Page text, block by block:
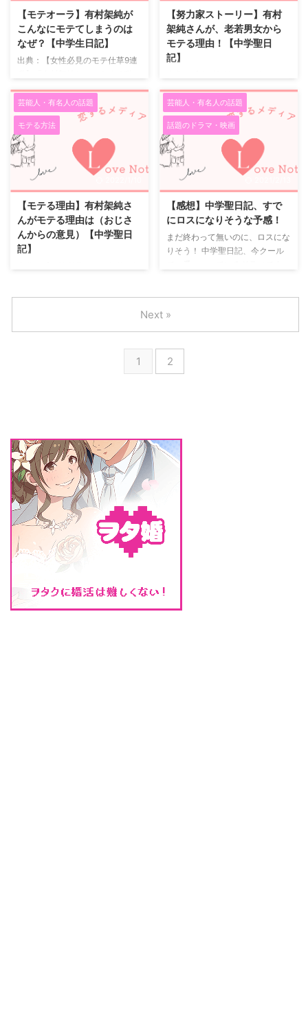
人気連載中の漫画家・かわかみじ
ゅんこによる同名漫画が原作。
片田舎の中学校を舞台に、 自分
を大切に想ってくれる年上の婚約
者がいながらも、 勤務先の学校
で出会った不思議な魅力を持つ１
０歳年下の中学生・黒岩晶（岡田
健史）に心惹かれていく教師・末
永聖（有村架 ...
う言葉が似合う女優さんです。
ただ、有村架純さんの「可愛い」
って、他の女優さんとは違うもの
なんです。 まず、モテる可愛い
女優といえば思いつくのは、今期
田恵梨香さん、また若い新人女優
さんだと浜辺美波さん、今田美桜
さ ...
【モテオーラ】有村架純が
こんなにモテてしまうのは
なぜ？【中学生日記】
出典：【女性必見のモテ仕草9連
画」公開。彼氏にしか見せな
い？！かわいすぎる姿に注目「ほ
っぺプニプ二はさすがに照れた」
インタビュー&メイキングも 有村
史上最強にかわいい！ハイタッチ
したり、「あーん」したり…女性
必見のモテ仕草9連発 有村架純さ
んはモテ女 有村架純さんは本当
た目のあの可愛らしさでは、もう
モテて当然！と思います。 有村
架純さんの雰囲気 けれど、それ
だけではない気がします。 有村
【努力家ストーリー】有村
架純さんが、老若男女から
モテる理由！【中学聖日
記】
ビュー】絶対に最後まで見ていら
れない…。振られる有村架純の表
情が切なすぎる！涙目の笑顔も必
見。「どうして何も言ってくれな
いの？」 独占インタビューも公
開！「どんな恥ずかしがり屋の女
の子も、サプライズは大好き」
有村架純さんの魅力 朝ドラのヒ
ロインや、携帯電話会社のCMへ
の出演などで注目を浴びる有村架
純さんですが、なぜこれほどまで
に老若男女に人気があるのでしょ
うか。 モテる人はたくさんいま
芸能人・有名人の話題
モテる方法
【モテる理由】有村架純さ
んがモテる理由は（おじさ
んからの意見）【中学聖日
記】
インタビュー&メイキングも 有村
史上最強にかわいい！ハイタッチ
したり、「あーん」したり…女性
必見のモテ仕草9連発 有村架純さ
性などから有村架純さんはモテる
女優さんの1人です。 NHKの朝ド
ラからの影響も大きいと思いま
す。 我が子で有村架純さんみ ...
芸能人・有名人の話題
話題のドラマ・映画
【感想】中学聖日記、すで
にロスになりそうな予感！
まだ終わって無いのに、ロスにな
りそう！ 中学聖日記、今クール
想像しただけで、聖ちゃん＆黒岩
くんロスになりそうな位です。
ツッコミどころ満載が罠！ 最初
はツッコミどころ満載だな・・・
と思って見ていました。 黒岩く
が、まさに、この中学聖日記中毒
になる罠だったですね。 中学聖
1 2
Next »